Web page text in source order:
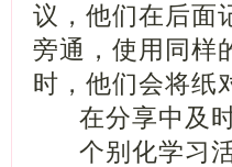
议，他们在后面
旁通，使用同样
时，他们会将
在分享中及
个别化学习活